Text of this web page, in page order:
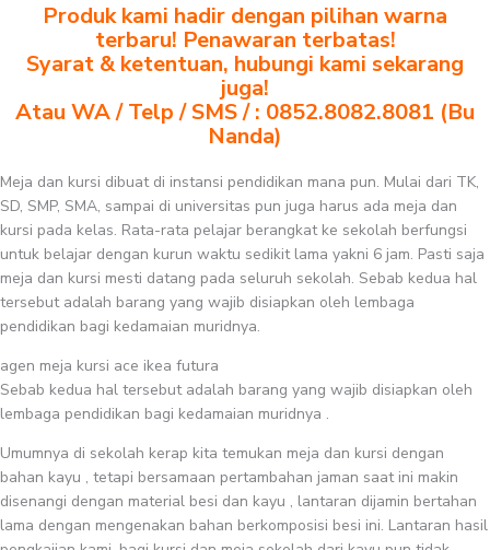
Produk kami hadir dengan pilihan warna
terbaru! Penawaran terbatas!
Syarat & ketentuan, hubungi kami sekarang
juga!
Atau WA / Telp / SMS / : 0852.8082.8081 (Bu
Nanda)
Meja dan kursi dibuat di instansi pendidikan mana pun. Mulai dari TK,
SD, SMP, SMA, sampai di universitas pun juga harus ada meja dan
kursi pada kelas. Rata-rata pelajar berangkat ke sekolah berfungsi
untuk belajar dengan kurun waktu sedikit lama yakni 6 jam. Pasti saja
meja dan kursi mesti datang pada seluruh sekolah. Sebab kedua hal
tersebut adalah barang yang wajib disiapkan oleh lembaga
pendidikan bagi kedamaian muridnya.
agen meja kursi ace ikea futura
Sebab kedua hal tersebut adalah barang yang wajib disiapkan oleh
lembaga pendidikan bagi kedamaian muridnya .
Umumnya di sekolah kerap kita temukan meja dan kursi dengan
bahan kayu , tetapi bersamaan pertambahan jaman saat ini makin
disenangi dengan material besi dan kayu , lantaran dijamin bertahan
lama dengan mengenakan bahan berkomposisi besi ini. Lantaran hasil